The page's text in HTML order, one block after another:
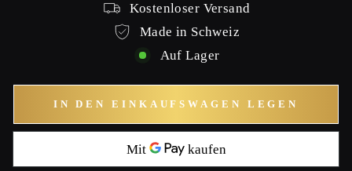
Kostenloser Versand
Made in Schweiz
Auf Lager
IN DEN EINKAUFSWAGEN LEGEN